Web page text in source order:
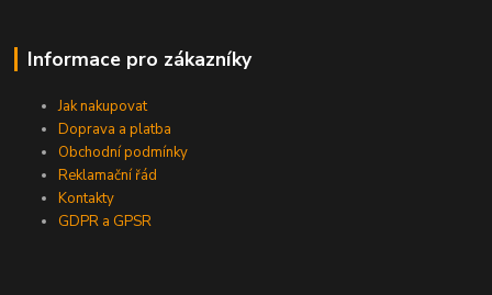
Informace pro zákazníky
Jak nakupovat
Doprava a platba
Obchodní podmínky
Reklamační řád
Kontakty
GDPR a GPSR